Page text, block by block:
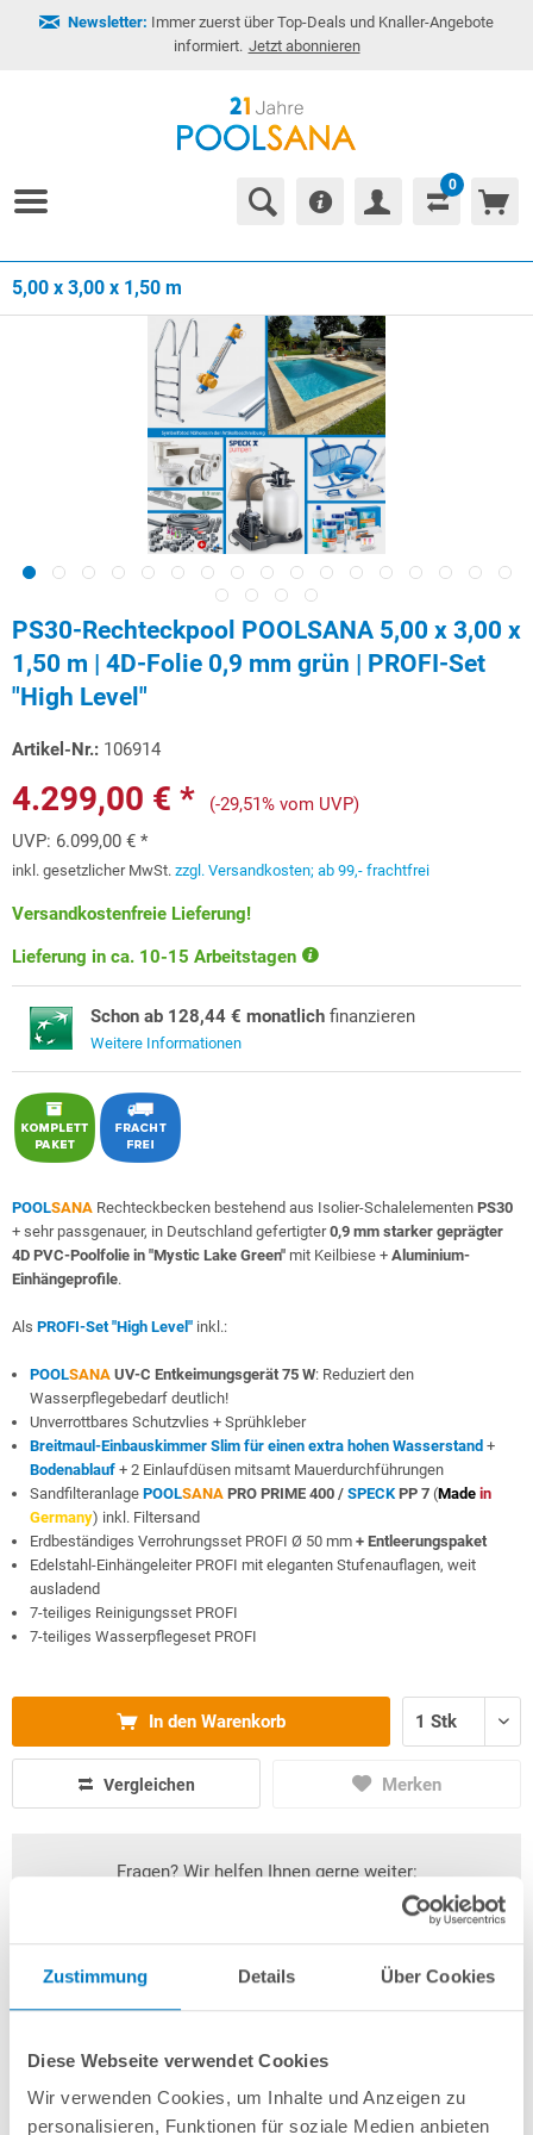
Zustimmung Details Über Cookies
Diese Webseite verwendet Cookies
Wir verwenden Cookies, um Inhalte und Anzeigen zu
personalisieren, Funktionen für soziale Medien anbieten
Newsletter: Immer zuerst über Top-Deals und Knaller-Angebote
informiert. Jetzt abonnieren
0
5,00 x 3,00 x 1,50 m
PS30-Rechteckpool POOLSANA 5,00 x 3,00 x
1,50 m | 4D-Folie 0,9 mm grün | PROFI-Set
"High Level"
Artikel-Nr.: 106914
4.299,00 € *
(-29,51% vom UVP)
UVP: 6.099,00 € *
inkl. gesetzlicher MwSt. zzgl. Versandkosten; ab 99,- frachtfrei
Versandkostenfreie Lieferung!
Lieferung in ca. 10-15 Arbeitstagen
Schon ab 128,44 € monatlich finanzieren
Weitere Informationen
POOLSANA Rechteckbecken bestehend aus Isolier-Schalelementen PS30
+ sehr passgenauer, in Deutschland gefertigter0,9 mm starker geprägter
4D PVC-Poolfolie in "Mystic Lake Green" mit Keilbiese + Aluminium-
Einhängeprofile.
Als PROFI-Set "High Level" inkl.:
POOLSANA UV-C Entkeimungsgerät 75 W: Reduziert den
Wasserpflegebedarf deutlich!
Unverrottbares Schutzvlies + Sprühkleber
Breitmaul-Einbauskimmer Slim für einen extra hohen Wasserstand +
Bodenablauf + 2 Einlaufdüsen mitsamt Mauerdurchführungen
Sandfilteranlage POOLSANA PRO PRIME 400 / SPECKPP 7 (Made in
Germany) inkl. Filtersand
Erdbeständiges Verrohrungsset PROFI Ø 50 mm + Entleerungspaket
Edelstahl-Einhängeleiter PROFI mit eleganten Stufenauflagen, weit
ausladend
7-teiliges Reinigungsset PROFI
7-teiliges Wasserpflegeset PROFI
In den Warenkorb
Vergleichen Merken
Fragen? Wir helfen Ihnen gerne weiter:
Anfrageformular
Herstellerangaben